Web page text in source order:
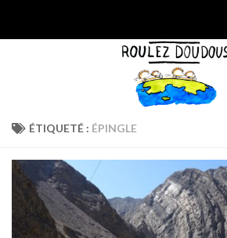
ÉTIQUETÉ : ÉPINGLE